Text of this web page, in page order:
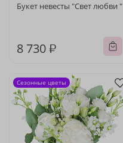
Букет невесты "Свет любви "
8 730 ₽
Сезонные цветы